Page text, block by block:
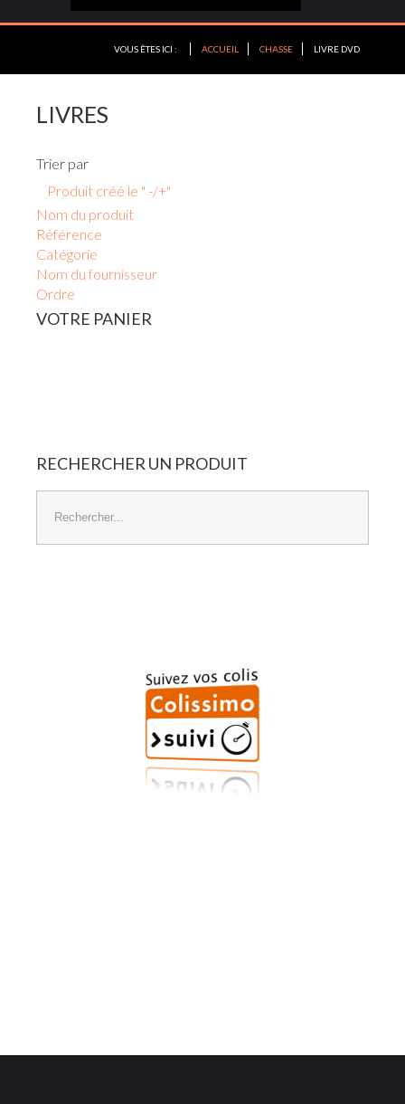
VOUS ÊTES ICI : ACCUEIL CHASSE LIVRE DVD
LIVRES
Trier par
Produit créé le " -/+"
Nom du produit
Référence
Catégorie
Nom du fournisseur
Ordre
VOTRE PANIER
RECHERCHER UN PRODUIT